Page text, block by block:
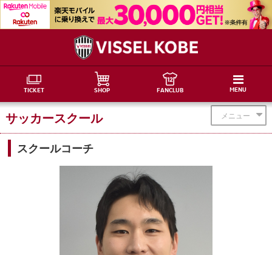
TICKET SHOP FANCLUB MENU
メニュー
サッカースクール
スクールコーチ